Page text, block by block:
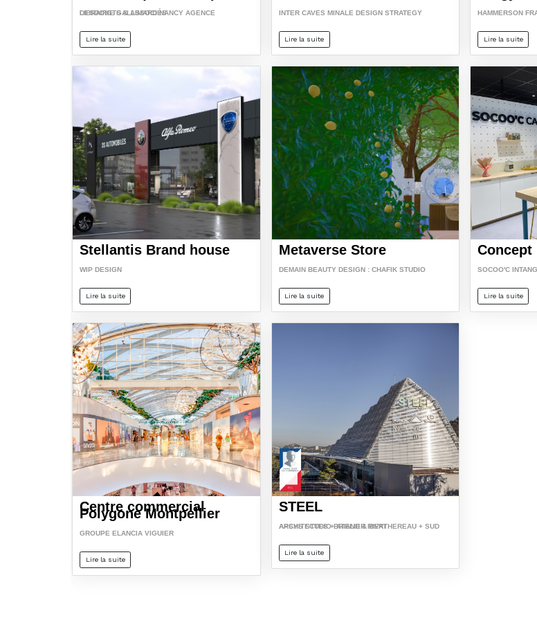
LIBRAIRIE GALLIMARD NANCY AGENCE DESDOIGTS & ASSOCIÉS
Lire la suite
INTER CAVES MINALE DESIGN STRATEGY
Lire la suite
HAMMERSON
Lire la suite
Stellantis Brand house
WIP DESIGN
Lire la suite
Metaverse Store
DEMAIN BEAUTY DESIGN : CHAFIK STUDIO
Lire la suite
Concept
SOCOO'C
Lire la suite
Centre commercial
Polygone Montpellier
GROUPE ELANCIA VIGUIER
Lire la suite
STEEL
APSYS STUDIO BRIAND & BERTHEREAU + SUD ARCHITECTES + ATELIER RIVAT
Lire la suite